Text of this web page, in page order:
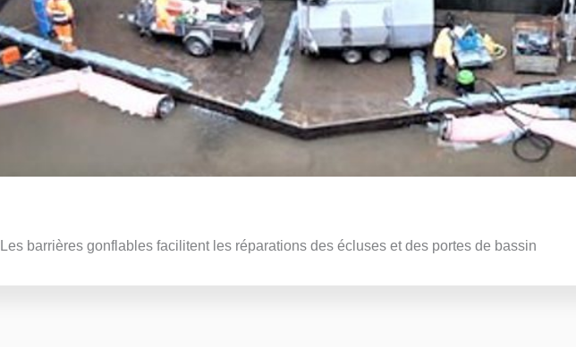
Les barrières gonflables facilitent les réparations des écluses et des portes de bassin